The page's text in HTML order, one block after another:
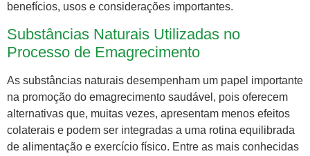
benefícios, usos e considerações importantes.
Substâncias Naturais Utilizadas no
Processo de Emagrecimento
As substâncias naturais desempenham um papel importante
na promoção do emagrecimento saudável, pois oferecem
alternativas que, muitas vezes, apresentam menos efeitos
colaterais e podem ser integradas a uma rotina equilibrada
de alimentação e exercício físico. Entre as mais conhecidas